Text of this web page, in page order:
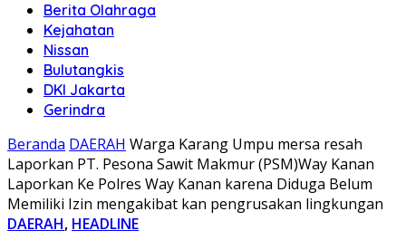
Berita Olahraga
Kejahatan
Nissan
Bulutangkis
DKI Jakarta
Gerindra
Beranda DAERAH Warga Karang Umpu mersa resah
Laporkan PT. Pesona Sawit Makmur (PSM)Way Kanan
Laporkan Ke Polres Way Kanan karena Diduga Belum
Memiliki Izin mengakibat kan pengrusakan lingkungan
DAERAH, HEADLINE